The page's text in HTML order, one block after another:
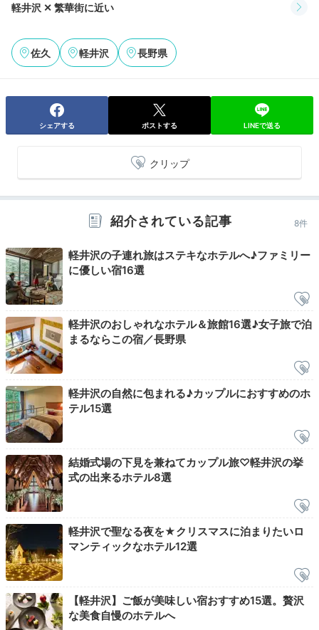
朝はぜひ、新鮮な空気を肌で感じながらホテル周辺をお
ルも魅力です。
朝はホテルの敷地内をお散歩。教会があったり緑が多か
ったりと、癒される空間でした。
Breakfast
08:00
好みで選べる朝食
優雅な朝を
軽井沢 ✕ 繁華街に近い
佐久 軽井沢 長野県
シェアする ポストする LINEで送る
クリップ
紹介されている記事 8件
軽井沢の子連れ旅はステキなホテルへ♪ファミリー
に優しい宿16選
軽井沢のおしゃれなホテル＆旅館16選♪女子旅で泊
まるならこの宿／長野県
軽井沢の自然に包まれる♪カップルにおすすめのホ
テル15選
結婚式場の下見を兼ねてカップル旅♡軽井沢の挙
式の出来るホテル8選
軽井沢で聖なる夜を★クリスマスに泊まりたいロ
マンティックなホテル12選
【軽井沢】ご飯が美味しい宿おすすめ15選。贅沢
な美食自慢のホテルへ